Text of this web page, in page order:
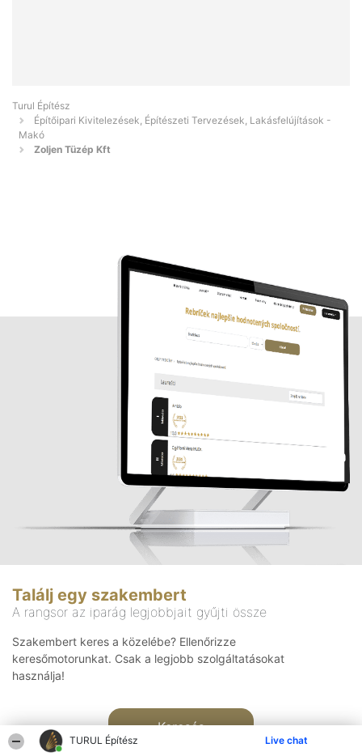
TURUL Építész Live chat
Turul Építész
Építőipari Kivitelezések, Építészeti Tervezések, Lakásfelújítások -
Makó
Zoljen Tüzép Kft
Találj egy szakembert
A rangsor az iparág legjobbjait gyűjti össze
Szakembert keres a közelébe? Ellenőrizze
keresőmotorunkat. Csak a legjobb szolgáltatásokat
használja!
Keresés